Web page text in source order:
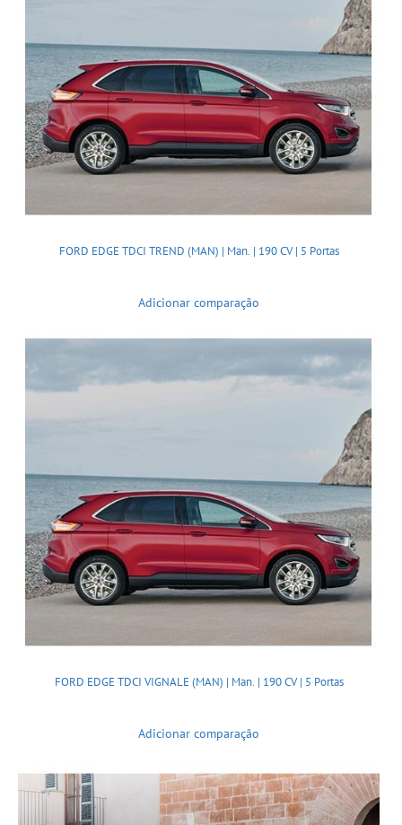
FORD EDGE TDCI TREND (MAN) | Man. | 190 CV | 5 Portas
Adicionar comparação
FORD EDGE TDCI VIGNALE (MAN) | Man. | 190 CV | 5 Portas
Adicionar comparação